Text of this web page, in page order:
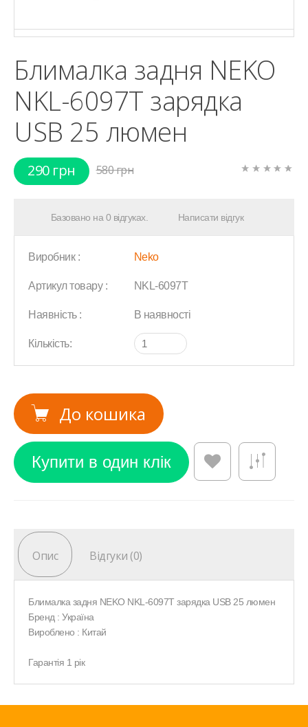
Блималка задня NEKO
NKL-6097T зарядка
USB 25 люмен
290 грн 580 грн
Базовано на 0 відгуках. Написати відгук
Виробник : Neko
Артикул товару : NKL-6097T
Наявність : В наявності
Кількість:
До кошика
Опис Відгуки (0)
Блималка задня NEKO NKL-6097T зарядка USB 25 люмен
Бренд : Україна
Вироблено : Китай
Гарантія 1 рік